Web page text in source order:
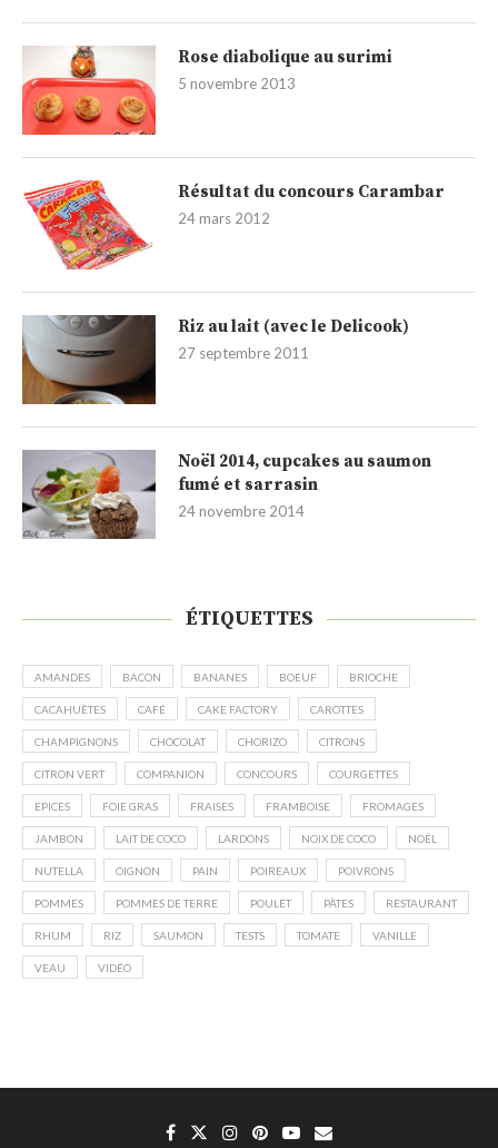
Rose diabolique au surimi
5 novembre 2013
Résultat du concours Carambar
24 mars 2012
Riz au lait (avec le Delicook)
27 septembre 2011
Noël 2014, cupcakes au saumon
fumé et sarrasin
24 novembre 2014
ÉTIQUETTES
AMANDES BACON BANANES BOEUF BRIOCHE
CACAHUÈTES CAFÉ CAKE FACTORY CAROTTES
CHAMPIGNONS CHOCOLAT CHORIZO CITRONS
CITRON VERT COMPANION CONCOURS COURGETTES
EPICES FOIE GRAS FRAISES FRAMBOISE FROMAGES
JAMBON LAIT DE COCO LARDONS NOIX DE COCO NOËL
NUTELLA OIGNON PAIN POIREAUX POIVRONS
POMMES POMMES DE TERRE POULET PÂTES RESTAURANT
RHUM RIZ SAUMON TESTS TOMATE VANILLE
VEAU VIDÉO